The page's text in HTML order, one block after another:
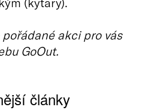
akci pro vás
GoOut.
články